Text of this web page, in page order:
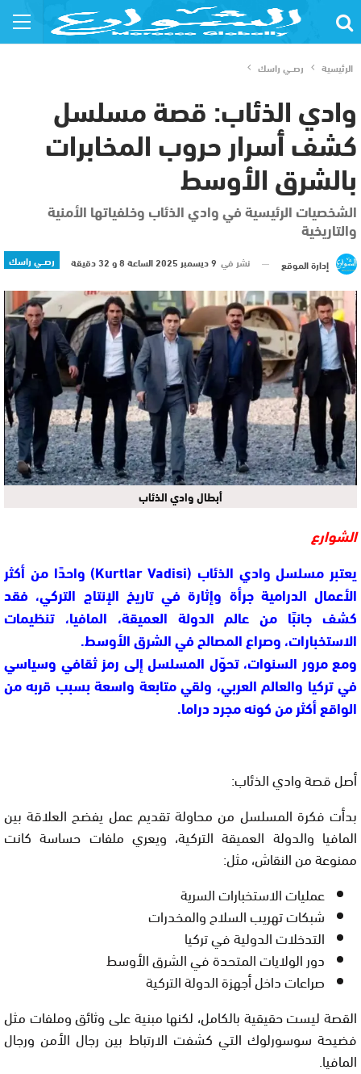
الرئيسية رصــي راسك
وادي الذئاب: قصة مسلسل
كشف أسرار حروب المخابرات
بالشرق الأوسط
الشخصيات الرئيسية في وادي الذئاب وخلفياتها الأمنية
والتاريخية
رصــي راسك إدارة الموقع نشر في 9 ديسمبر 2025 الساعة 8 و 32 دقيقة
أبطال وادي الذئاب
الشوارع
يعتبر مسلسل وادي الذئاب (Kurtlar Vadisi)
واحدًا من أكثر
الأعمال الدرامية جرأة وإثارة في تاريخ الإنتاج التركي، فقد
كشف جانبًا من عالم الدولة العميقة، المافيا، تنظيمات
الاستخبارات، وصراع المصالح في الشرق الأوسط.
ومع مرور السنوات، تحوّل المسلسل إلى رمز ثقافي وسياسي
في تركيا والعالم العربي، ولقي متابعة واسعة بسبب قربه من
الواقع أكثر من كونه مجرد دراما.
أصل قصة وادي الذئاب:
بدأت فكرة المسلسل من محاولة تقديم عمل يفضح العلاقة بين
المافيا والدولة العميقة التركية، ويعري ملفات حساسة كانت
ممنوعة من النقاش، مثل:
عمليات الاستخبارات السرية
شبكات تهريب السلاح والمخدرات
التدخلات الدولية في تركيا
دور الولايات المتحدة في الشرق الأوسط
صراعات داخل أجهزة الدولة التركية
القصة ليست حقيقية بالكامل، لكنها مبنية على وثائق وملفات مثل
فضيحة سوسورلوك التي كشفت الارتباط بين رجال الأمن ورجال
المافيا.